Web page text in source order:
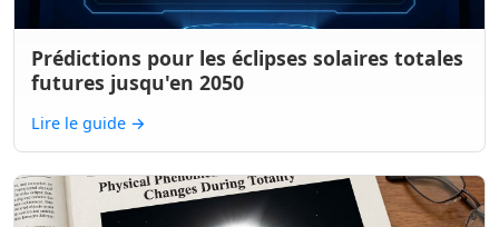
Prédictions pour les éclipses solaires totales
futures jusqu'en 2050
Lire le guide →